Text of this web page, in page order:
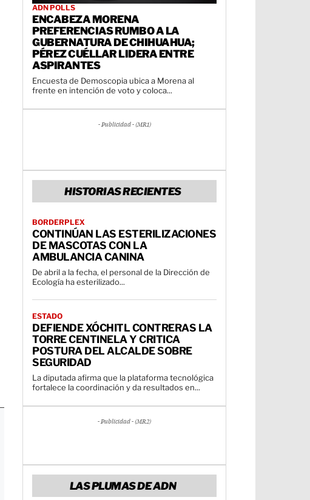
ADN POLLS
ENCABEZA MORENA
PREFERENCIAS RUMBO A LA
GUBERNATURA DE CHIHUAHUA;
PÉREZ CUÉLLAR LIDERA ENTRE
ASPIRANTES
Encuesta de Demoscopia ubica a Morena al
frente en intención de voto y coloca...
- Publicidad - (MR1)
HISTORIAS RECIENTES
BORDERPLEX
CONTINÚAN LAS ESTERILIZACIONES
DE MASCOTAS CON LA
AMBULANCIA CANINA
De abril a la fecha, el personal de la Dirección de
Ecología ha esterilizado...
ESTADO
DEFIENDE XÓCHITL CONTRERAS LA
TORRE CENTINELA Y CRITICA
POSTURA DEL ALCALDE SOBRE
SEGURIDAD
La diputada afirma que la plataforma tecnológica
fortalece la coordinación y da resultados en...
- Publicidad - (MR2)
LAS PLUMAS DE ADN